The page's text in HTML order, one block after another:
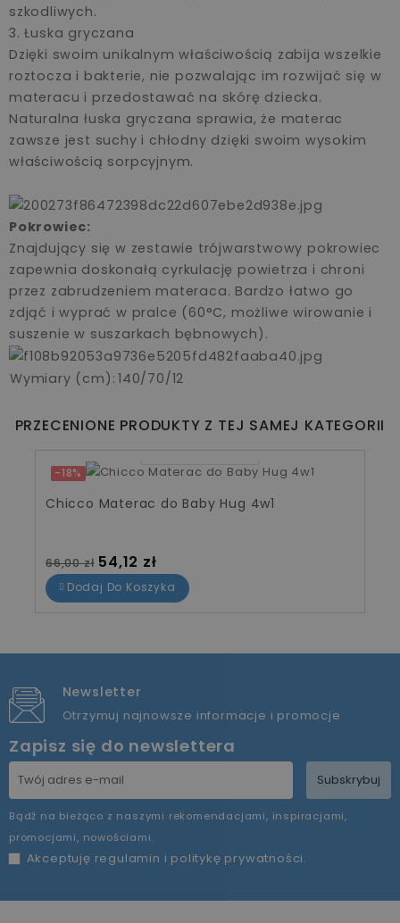
szkodliwych.
3. Łuska gryczana
Dzięki swoim unikalnym właściwością zabija wszelkie
roztocza i bakterie, nie pozwalając im rozwijać się w
materacu i przedostawać na skórę dziecka.
Naturalna łuska gryczana sprawia, że materac
zawsze jest suchy i chłodny dzięki swoim wysokim
właściwością sorpcyjnym.
Pokrowiec:
Znajdujący się w zestawie trójwarstwowy pokrowiec
zapewnia doskonałą cyrkulację powietrza i chroni
przez zabrudzeniem materaca. Bardzo łatwo go
zdjąć i wyprać w pralce (60°C, możliwe wirowanie i
suszenie w suszarkach bębnowych).
Wymiary (cm) : 140/70/12
PRZECENIONE PRODUKTY Z TEJ SAMEJ KATEGORII
-18%
Chicco Materac do Baby Hug 4w1
Cena standardowa
66,00 zł Cena
54,12 zł
Dodaj Do Koszyka
Newsletter
Otrzymuj najnowsze informacje i promocje
Zapisz się do newslettera
Subskrybuj
Bądź na bieżąco z naszymi rekomendacjami, inspiracjami,
promocjami, nowościami.
Akceptuję regulamin i politykę prywatności.